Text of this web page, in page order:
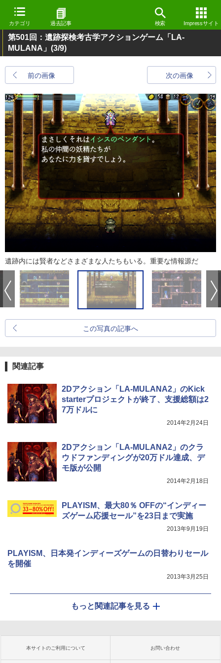
カテゴリ 過去記事 検索 Impressサイト
第501回：遺跡探検考古学アクションゲーム「LA-
MULANA」 (3/9)
前の画像 次の画像
遺跡内には賢者などさまざまな人たちもいる。重要な情報源だ
この写真の記事へ
関連記事
2Dアクション「LA-MULANA2」のKick
starterプロジェクトが終了、支援総額は2
7万ドルに
2014年2月24日
2Dアクション「LA-MULANA2」のクラ
ウドファンディングが20万ドル達成、デ
モ版が公開
2014年2月18日
PLAYISM、最大80％ OFFの“インディー
ズゲーム応援セール”を23日まで実施
2013年9月19日
PLAYISM、日本発インディーズゲームの日替わりセール
を開催
2013年3月25日
もっと関連記事を見る
本サイトのご利用について お問い合わせ